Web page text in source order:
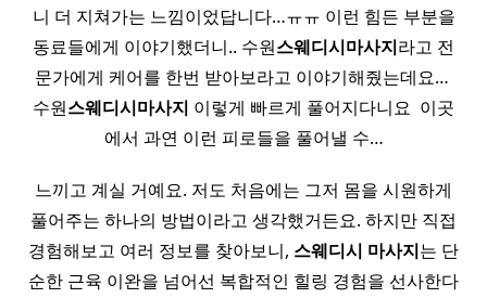
니 더 지쳐가는 느낌이었답니다…ㅠㅠ 이런 힘든 부분을
동료들에게 이야기했더니.. 수원스웨디시마사지라고 전
문가에게 케어를 한번 받아보라고 이야기해줬는데요… ​
수원스웨디시마사지 이렇게 빠르게 풀어지다니요 ​ 이곳
에서 과연 이런 피로들을 풀어낼 수…
느끼고 계실 거예요. 저도 처음에는 그저 몸을 시원하게
풀어주는 하나의 방법이라고 생각했거든요. 하지만 직접
경험해보고 여러 정보를 찾아보니, 스웨디시 마사지는 단
순한 근육 이완을 넘어선 복합적인 힐링 경험을 선사한다